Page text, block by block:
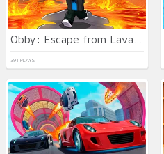
391 PLAYS